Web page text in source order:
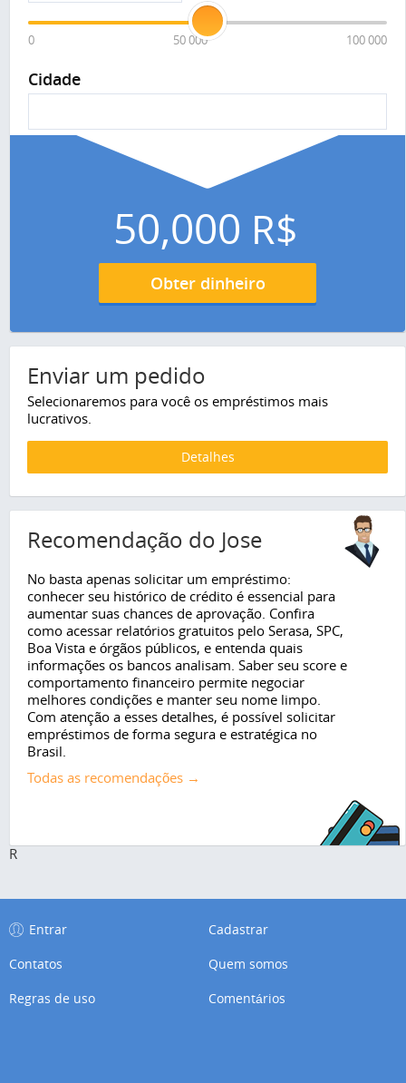
0 50 000 100 000
Cidade
50,000 R$
Obter dinheiro
Enviar um pedido
Selecionaremos para você os empréstimos mais
lucrativos.
Detalhes
Recomendação do Jose
No basta apenas solicitar um empréstimo:
conhecer seu histórico de crédito é essencial para
aumentar suas chances de aprovação. Confira
como acessar relatórios gratuitos pelo Serasa, SPC,
Boa Vista e órgãos públicos, e entenda quais
informações os bancos analisam. Saber seu score e
comportamento financeiro permite negociar
melhores condições e manter seu nome limpo.
Com atenção a esses detalhes, é possível solicitar
empréstimos de forma segura e estratégica no
Brasil.
Todas as recomendações →
R
Entrar
Cadastrar
Contatos
Quem somos
Regras de uso
Comentários